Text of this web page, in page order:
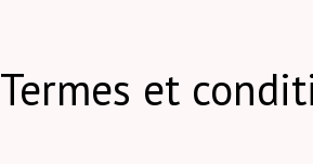
Termes et